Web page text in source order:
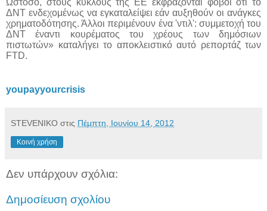
ΔΝΤ ενδεχομένως να εγκαταλείψει εάν αυξηθούν οι ανάγκες
χρηματοδότησης. Άλλοι περιμένουν ένα 'ντιλ': συμμετοχή του
ΔΝΤ έναντι κουρέματος του χρέους των δημόσιων
πιστωτών» καταλήγει το αποκλειστικό αυτό ρεπορτάζ των
FTD.
youpayyourcrisis
STEVENIKO στις Πέμπτη, Ιουνίου 14, 2012
Κοινή χρήση
Δεν υπάρχουν σχόλια:
Δημοσίευση σχολίου